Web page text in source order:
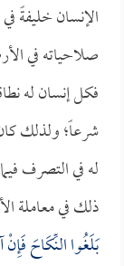
الإنسان خليفةً
صلاحياته في
فكل إنسان له
شرعاً؛ ولذلك
له في التصرف
ذلك في معاملة
بَلَغُوا النِّكَاحَ